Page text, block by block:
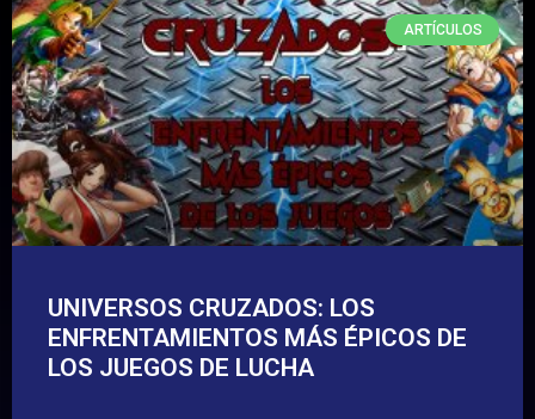
ARTÍCULOS
UNIVERSOS CRUZADOS: LOS
ENFRENTAMIENTOS MÁS ÉPICOS DE
LOS JUEGOS DE LUCHA